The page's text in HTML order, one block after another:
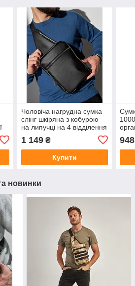
Чоловіча нагрудна сумка
слінг шкіряна з кобурою
на липучці на 4 відділення
1 149₴
Купити
948
новинки